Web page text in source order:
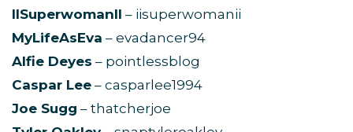
IISuperwomanII – iisuperwomanii
MyLifeAsEva – evadancer94
Alfie Deyes – pointlessblog
Caspar Lee – casparlee1994
Joe Sugg – thatcherjoe